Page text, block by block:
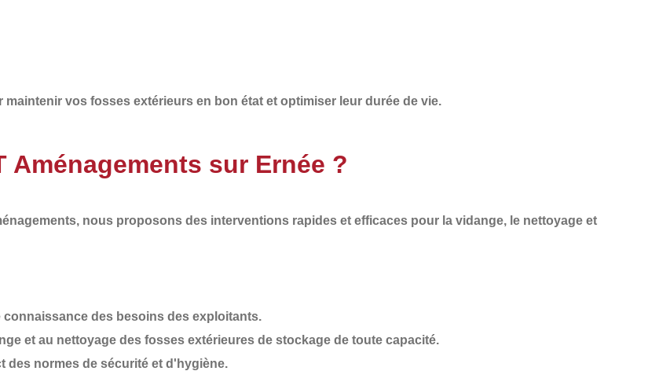
maintenir vos fosses extérieurs en bon état et optimiser leur durée de vie.
Aménagements sur Ernée ?
, nous proposons des interventions rapides et efficaces pour la vidange, le nettoyage et
connaissance des besoins des exploitants.
et au nettoyage des fosses extérieures de stockage de toute capacité.
des normes de sécurité et d'hygiène.